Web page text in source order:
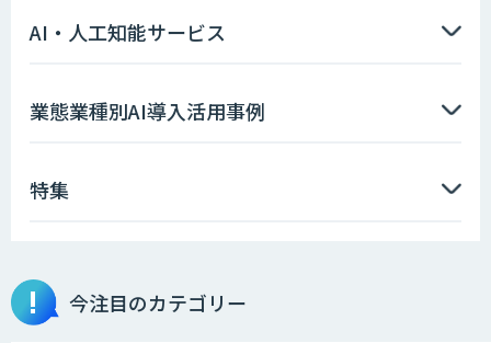
Docify（ドシファイ）
ログミーツ powered by GPT-4
AI・人工知能サービス
業態業種別AI導入活用事例
特集
今注目のカテゴリー